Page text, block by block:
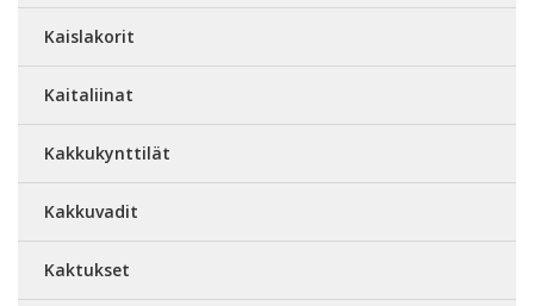
Kaislakorit
Kaitaliinat
Kakkukynttilät
Kakkuvadit
Kaktukset